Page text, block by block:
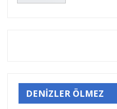
DENİZLER ÖLMEZ